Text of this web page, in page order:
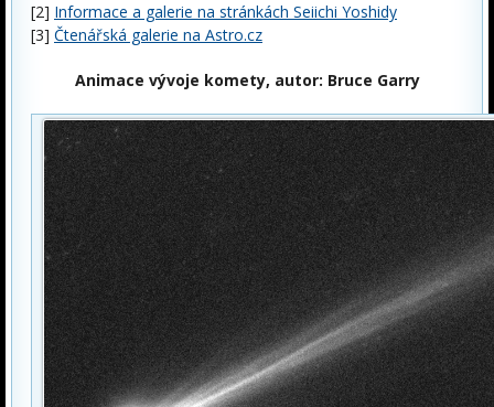
[2] Informace a galerie na stránkách Seiichi Yoshidy
[3] Čtenářská galerie na Astro.cz
Animace vývoje komety, autor: Bruce Garry